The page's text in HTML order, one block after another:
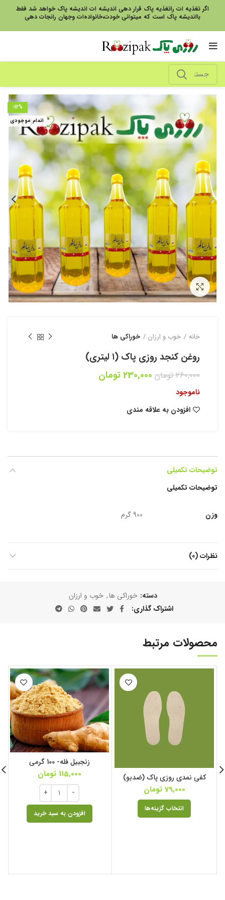
اگر تغذیه ات راتغذیه پاک قرار دهی اندیشه ات اندیشه پاک خواهد شد فقط
بااندیشه پاک است که میتوانی خودت،خانواده‌ات وجهان رانجات دهی
-12%
اتمام موجودی
بزرگنمایی تصویر
خانه خوب و ارزان خوراکی ها
روغن کنجد روزی پاک (۱ لیتری)
260,000 تومان قیمت
بود.
230,000تومان
ناموجود
افزودن به علاقه مندی
توضیحات تکمیلی
توضیحات تکمیلی
وزن 900 گرم
نظرات (0)
دسته: خوراکی ها, خوب و ارزان
اشتراک گذاری
محصولات مرتبط
کفی نمدی روزی پاک (ضدبو)
79,000 تومان
انتخاب گزینه‌ها
زنجبیل فله- 100 گرمی
115,000 تومان
افزودن به سبد خرید